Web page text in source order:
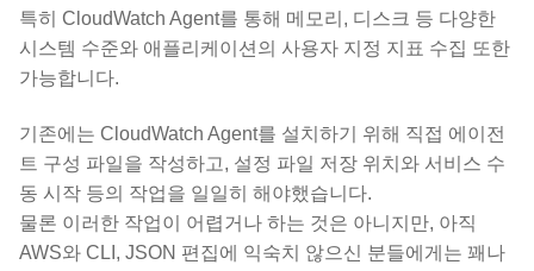
특히 CloudWatch Agent를 통해 메모리, 디스크 등 다양한
시스템 수준와 애플리케이션의 사용자 지정 지표 수집 또한
가능합니다.
기존에는 CloudWatch Agent를 설치하기 위해 직접 에이전
트 구성 파일을 작성하고, 설정 파일 저장 위치와 서비스 수
동 시작 등의 작업을 일일히 해야했습니다.
물론 이러한 작업이 어렵거나 하는 것은 아니지만, 아직
AWS와 CLI, JSON 편집에 익숙치 않으신 분들에게는 꽤나